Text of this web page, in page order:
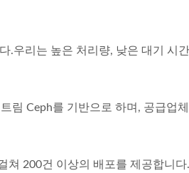
.우리는 높은 처리량, 낮은 대기 시
림 Ceph를 기반으로 하며, 공급업체
쳐 200건 이상의 배포를 제공합니다.